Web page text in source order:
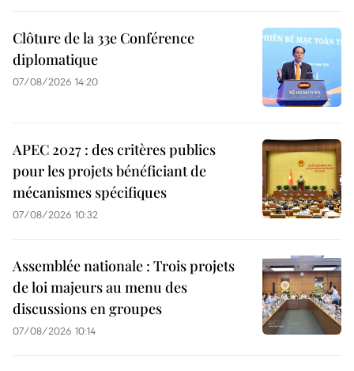
Clôture de la 33e Conférence
diplomatique
07/08/2026 14:20
APEC 2027 : des critères publics
pour les projets bénéficiant de
mécanismes spécifiques
07/08/2026 10:32
Assemblée nationale : Trois projets
de loi majeurs au menu des
discussions en groupes
07/08/2026 10:14